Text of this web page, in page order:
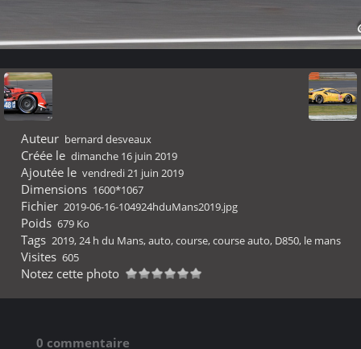
Auteur bernard desveaux
Créée le dimanche 16 juin 2019
Ajoutée le vendredi 21 juin 2019
Dimensions 1600*1067
Fichier 2019-06-16-104924hduMans2019.jpg
Poids 679 Ko
Tags 2019,24 h du Mans,auto,course,course auto, D850, le mans
Visites 605
Notez cette photo
0 commentaire